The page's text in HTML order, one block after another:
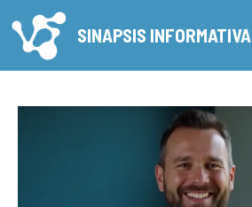
al
contenido
SINAPSIS INFORMATIVA